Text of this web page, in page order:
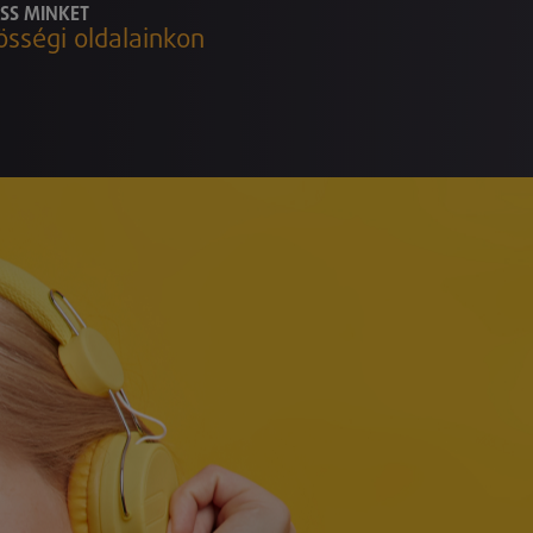
MINKET
oldalainkon